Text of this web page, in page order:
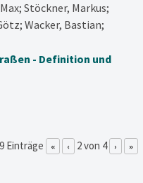
Stöckner, Markus;
Wacker, Bastian;
- Definition und
Einträge « ‹ 2 von 4 › »